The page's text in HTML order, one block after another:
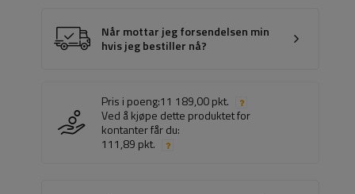
Når mottar jeg forsendelsen min
hvis jeg bestiller nå?
Pris i poeng:11 189,00 pkt.
Ved å kjøpe dette produktet for
kontanter får du:
111,89 pkt.